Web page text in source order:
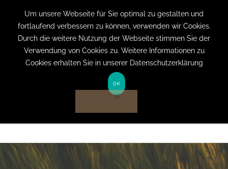
+49 (0) 151 19079060 info@privatpraxis-
bertram.de
Anmelden auf Website
Um unsere Webseite für Sie optimal zu gestalten und
fortlaufend verbessern zu können, verwenden wir Cookies.
Durch die weitere Nutzung der Webseite stimmen Sie der
Verwendung von Cookies zu. Weitere Informationen zu
Cookies erhalten Sie in unserer Datenschutzerklärung
OK